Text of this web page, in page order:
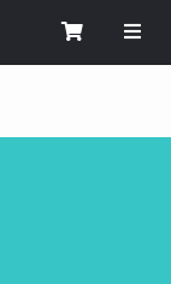
Cart